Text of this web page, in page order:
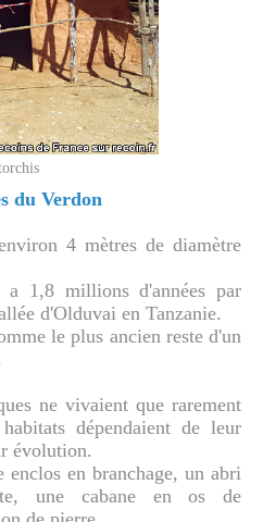
du Verdon
4 mètres de diamètre
1,8 millions d'années par
d'Olduvai en Tanzanie.
le plus ancien reste d'un
ne vivaient que rarement
dépendaient de leur
évolution.
en branchage, un abri
une cabane en os de